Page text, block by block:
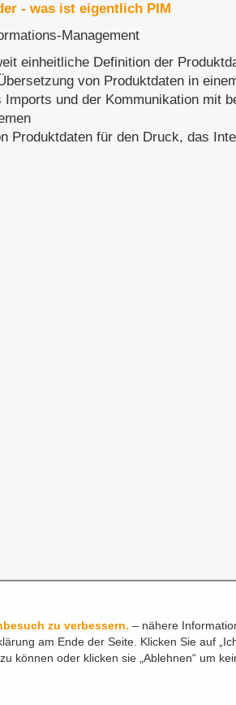
- was ist eigentlich PIM
Management
einheitliche Definition der
von Produktdaten in
Imports und der Kommunikation mit
Produktdaten für den Druck, das
zu verbessern. – nähere
am Ende der Seite. Klicken Sie auf
können oder klicken sie „Ablehnen“ um